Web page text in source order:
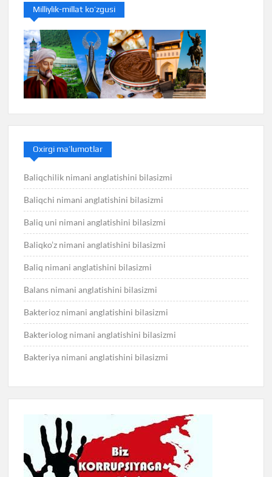
Milliylik-millat ko’zgusi
Oxirgi ma’lumotlar
Baliqchilik nimani anglatishini bilasizmi
Baliqchi nimani anglatishini bilasizmi
Baliq uni nimani anglatishini bilasizmi
Baliqko’z nimani anglatishini bilasizmi
Baliq nimani anglatishini bilasizmi
Balans nimani anglatishini bilasizmi
Bakterioz nimani anglatishini bilasizmi
Bakteriolog nimani anglatishini bilasizmi
Bakteriya nimani anglatishini bilasizmi